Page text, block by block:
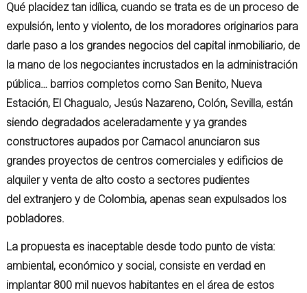
Qué placidez tan idílica, cuando se trata es de un proceso de
expulsión, lento y violento, de los moradores originarios para
darle paso a los grandes negocios del capital inmobiliario, de
la mano de los negociantes incrustados en la administración
pública… barrios completos como San Benito, Nueva
Estación, El Chagualo, Jesús Nazareno, Colón, Sevilla, están
siendo degradados aceleradamente y ya grandes
constructores aupados por Camacol anunciaron sus
grandes proyectos de centros comerciales y edificios de
alquiler y venta de alto costo a sectores pudientes
del extranjero y de Colombia, apenas sean expulsados los
pobladores.
La propuesta es inaceptable desde todo punto de vista:
ambiental, económico y social, consiste en verdad en
implantar 800 mil nuevos habitantes en el área de estos